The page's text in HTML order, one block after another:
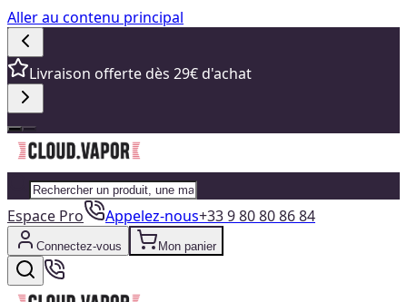
Aller au contenu principal
Livraison offerte dès 29€ d'achat
Espace Pro Appelez-nous+33 9 80 80 86 84
Connectez-vous Mon panier